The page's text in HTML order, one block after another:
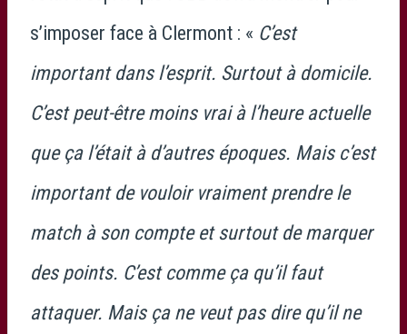
s’imposer face à Clermont : « C’est
important dans l’esprit. Surtout à domicile.
C’est peut-être moins vrai à l’heure actuelle
que ça l’était à d’autres époques. Mais c’est
important de vouloir vraiment prendre le
match à son compte et surtout de marquer
des points. C’est comme ça qu’il faut
attaquer. Mais ça ne veut pas dire qu’il ne